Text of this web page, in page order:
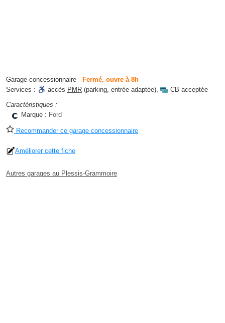
Garage concessionnaire - Fermé, ouvre à 8h
Services :
accès PMR (parking, entrée adaptée),
CB acceptée
Caractéristiques :
Marque : Ford
Recommander ce garage concessionnaire
Améliorer cette fiche
Autres garages au Plessis-Grammoire